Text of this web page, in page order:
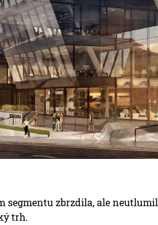
segmentu zbrzdila, ale
trh.